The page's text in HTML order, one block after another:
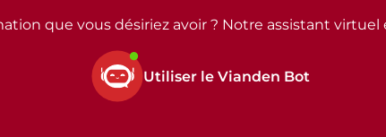
que vous désiriez avoir ? Notre assistant
Utiliser le Vianden Bot